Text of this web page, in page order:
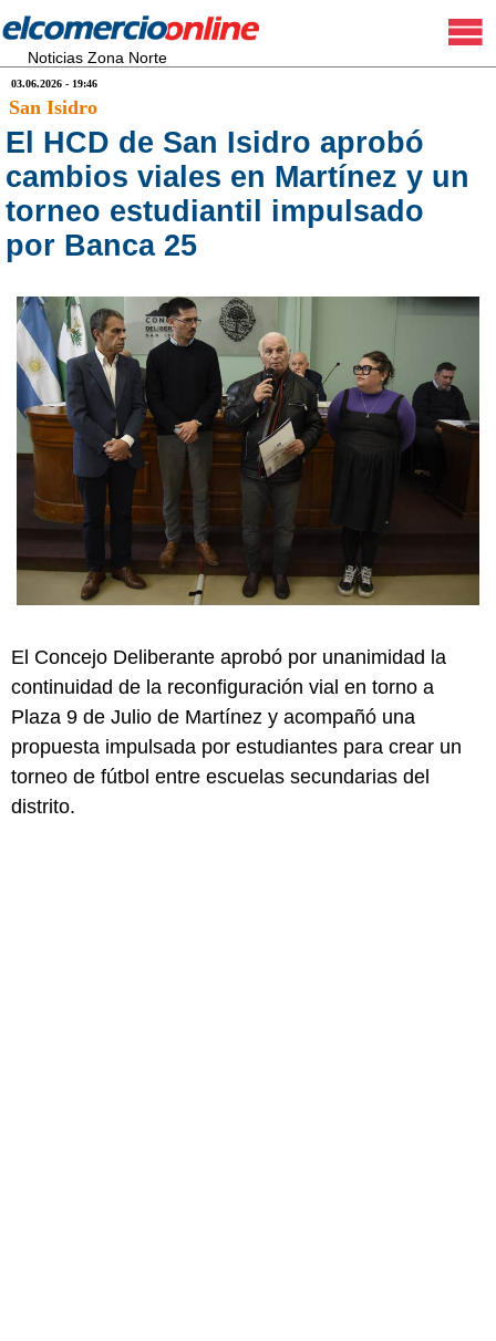
Noticias Zona Norte
03.06.2026 - 19:46
San Isidro
El HCD de San Isidro aprobó
cambios viales en Martínez y un
torneo estudiantil impulsado
por Banca 25
El Concejo Deliberante aprobó por unanimidad la
continuidad de la reconfiguración vial en torno a
Plaza 9 de Julio de Martínez y acompañó una
propuesta impulsada por estudiantes para crear un
torneo de fútbol entre escuelas secundarias del
distrito.